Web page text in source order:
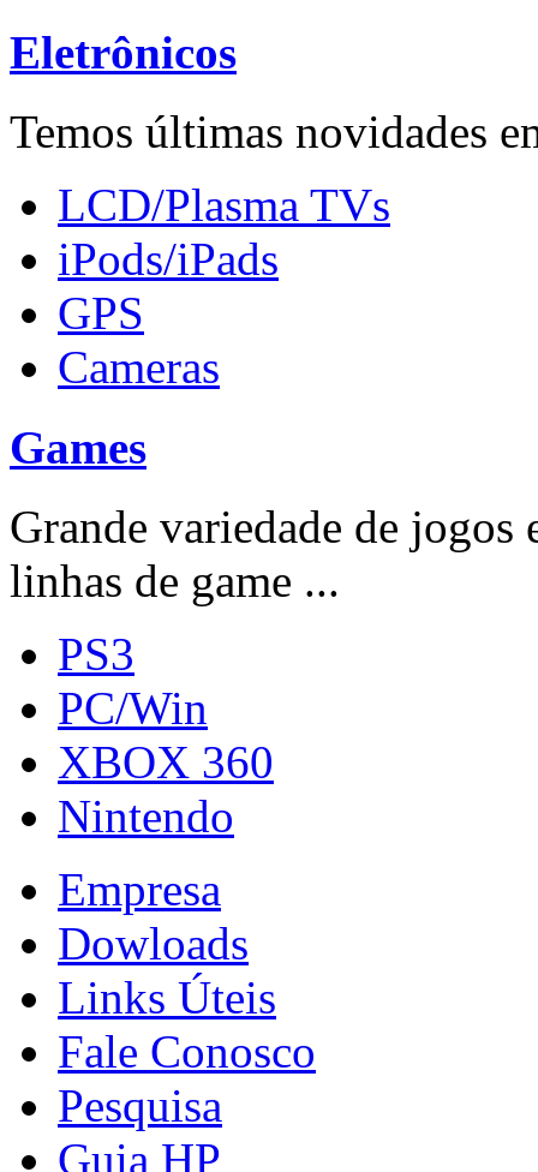
Eletrônicos
Temos últimas novidades
LCD/Plasma TVs
iPods/iPads
GPS
Cameras
Games
Grande variedade de jogos
linhas de game ...
PS3
PC/Win
XBOX 360
Nintendo
Empresa
Dowloads
Links Úteis
Fale Conosco
Pesquisa
Guia HP